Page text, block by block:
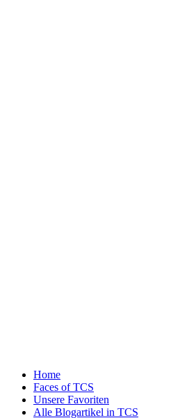
Home
Faces of TCS
Unsere Favoriten
Alle Blogartikel in TCS